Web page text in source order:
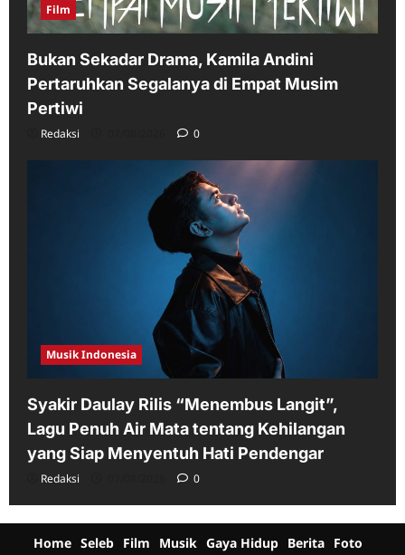
Film
Bukan Sekadar Drama, Kamila Andini
Pertaruhkan Segalanya di Empat Musim
Pertiwi
Redaksi 0
Musik Indonesia
Syakir Daulay Rilis “Menembus Langit”,
Lagu Penuh Air Mata tentang Kehilangan
yang Siap Menyentuh Hati Pendengar
Redaksi 0
Home Seleb Film Musik Gaya Hidup Berita Foto